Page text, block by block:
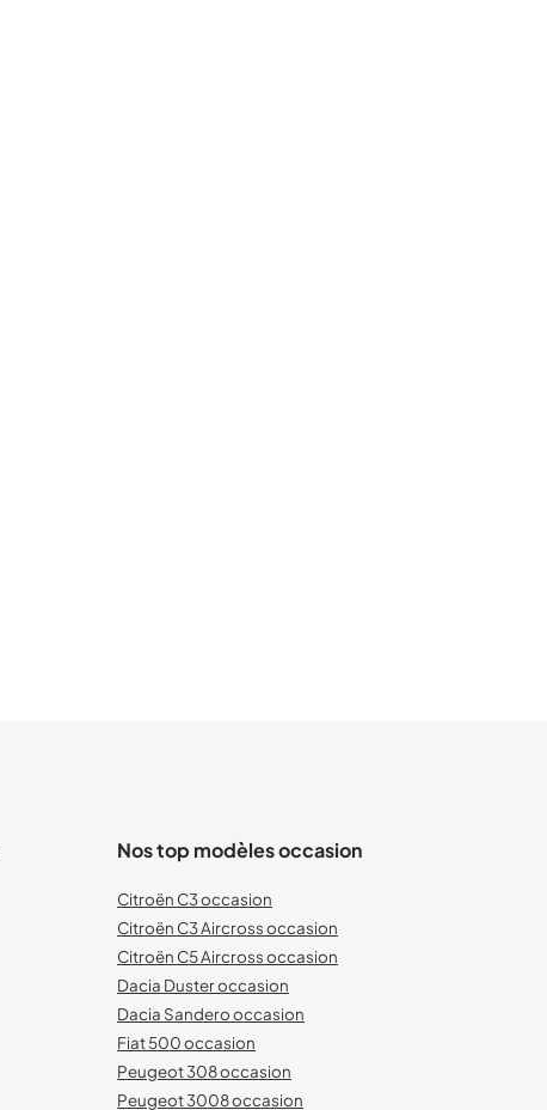
Nos top modèles occasion
Citroën C3 occasion
Citroën C3 Aircross occasion
Citroën C5 Aircross occasion
Dacia Duster occasion
Dacia Sandero occasion
Fiat 500 occasion
Peugeot 308 occasion
Peugeot 3008 occasion